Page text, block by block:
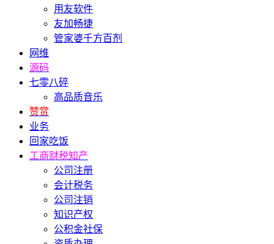
用友软件
友加畅捷
管家婆千方百剂
网维
源码
七零八碎
高品质音乐
赞赏
业务
回家吃饭
工商财税知产
公司注册
会计税务
公司注销
知识产权
公积金社保